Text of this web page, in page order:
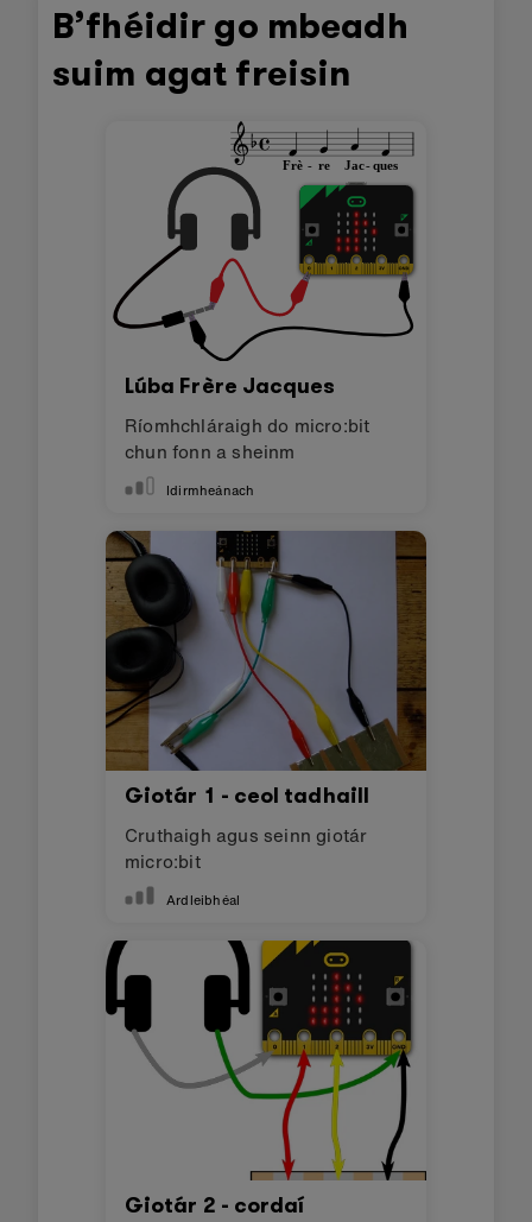
B’fhéidir go mbeadh
suim agat freisin
Lúba Frère Jacques
Ríomhchláraigh do micro:bit
chun fonn a sheinm
Idirmheánach
Giotár 1 - ceol tadhaill
Cruthaigh agus seinn giotár
micro:bit
Ardleibhéal
Giotár 2 - cordaí